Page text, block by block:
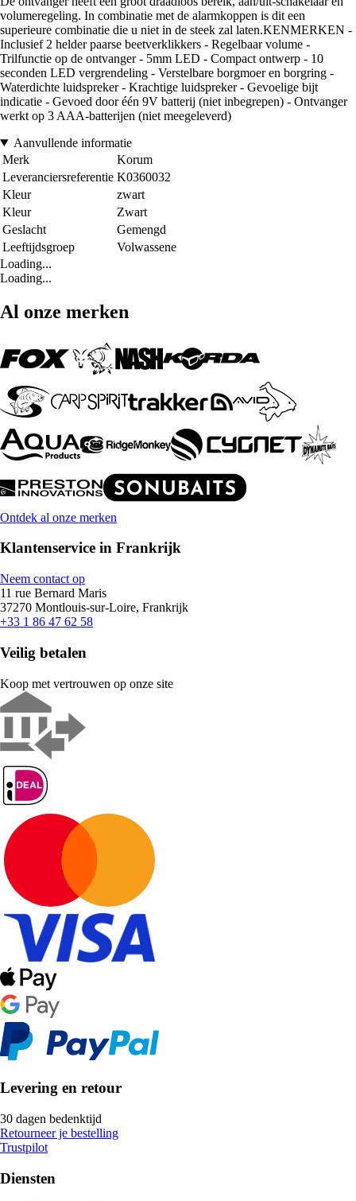
volumeregeling. In combinatie met de alarmkoppen is dit een
superieure combinatie die u niet in de steek zal laten.KENMERKEN -
Inclusief 2 helder paarse beetverklikkers - Regelbaar volume -
Trilfunctie op de ontvanger - 5mm LED - Compact ontwerp - 10
seconden LED vergrendeling - Verstelbare borgmoer en borgring -
Waterdichte luidspreker - Krachtige luidspreker - Gevoelige bijt
indicatie - Gevoed door één 9V batterij (niet inbegrepen) - Ontvanger
werkt op 3 AAA-batterijen (niet meegeleverd)
Aanvullende informatie
Merk
Korum
Leveranciersreferentie K0360032
Kleur
zwart
Kleur
Zwart
Geslacht
Gemengd
Leeftijdsgroep
Volwassene
Loading...
Loading...
Al onze merken
Ontdek al onze merken
Klantenservice in Frankrijk
Neem contact op
11 rue Bernard Maris
37270 Montlouis-sur-Loire, Frankrijk
+33 1 86 47 62 58
Veilig betalen
Koop met vertrouwen op onze site
Levering en retour
30 dagen bedenktijd
Retourneer je bestelling
Trustpilot
Diensten